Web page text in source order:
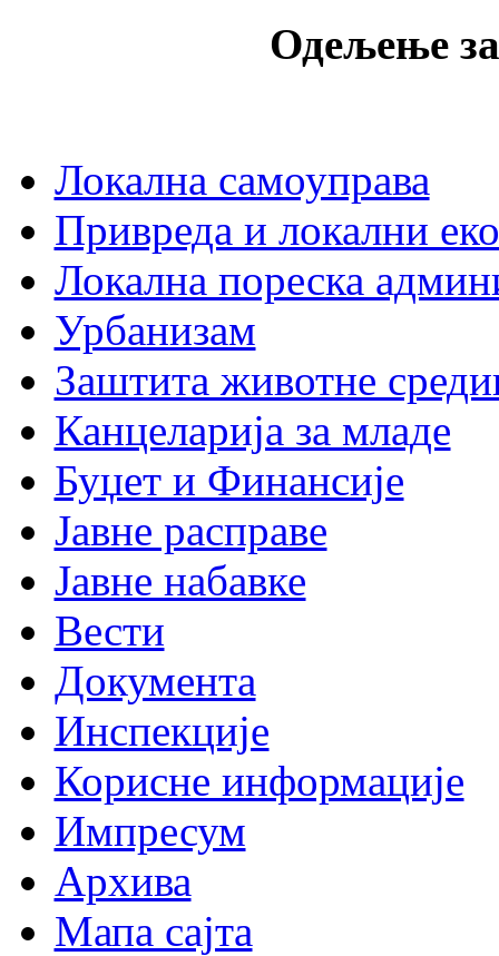
Одељење
Локална самоуправа
Привреда и локални
Локална пореска
Урбанизам
Заштита животне
Канцеларија за младе
Буџет и Финансије
Јавне расправе
Јавне набавке
Вести
Документа
Инспекције
Корисне информације
Импресум
Архива
Мапа сајта